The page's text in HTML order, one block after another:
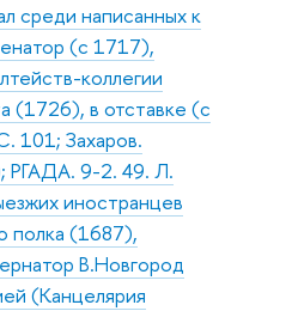
среди написанных к
(с 1717),
коллегии
(1726), в отставке (с
101; Захаров.
РГАДА. 9-2. 49. Л.
иностранцев
полка (1687),
В.Новгород
(Канцелярия